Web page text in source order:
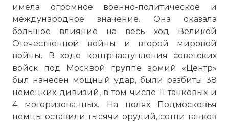
имела огромное военно-политическое и
международное значение. Она оказала
большое влияние на весь ход Великой
Отечественной войны и второй мировой
войны. В ходе контрнаступления советских
войск под Москвой группе армий «Центр»
был нанесен мощный удар, были разбиты 38
немецких дивизий, в том числе 11 танковых и
4 моторизованных. На полях Подмосковья
немцы оставили тысячи орудий, сотни танков